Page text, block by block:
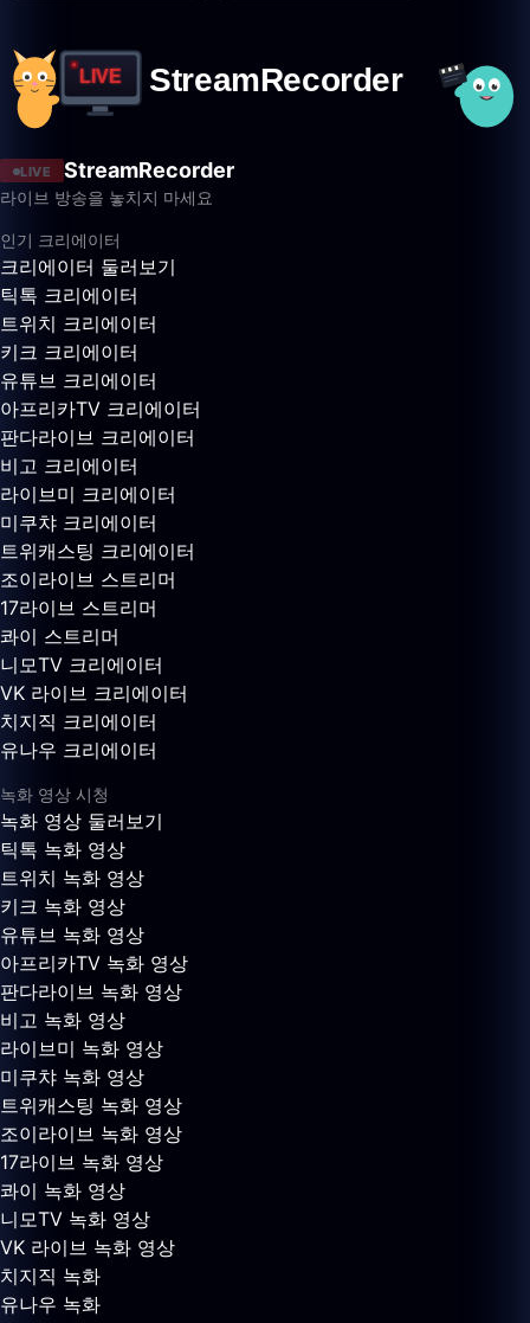
LIVE StreamRecorder
라이브 방송을 놓치지 마세요
인기 크리에이터
크리에이터 둘러보기
틱톡 크리에이터
트위치 크리에이터
키크 크리에이터
유튜브 크리에이터
아프리카TV 크리에이터
판다라이브 크리에이터
비고 크리에이터
라이브미 크리에이터
미쿠챠 크리에이터
트위캐스팅 크리에이터
조이라이브 스트리머
17라이브 스트리머
콰이 스트리머
니모TV 크리에이터
VK 라이브 크리에이터
치지직 크리에이터
유나우 크리에이터
녹화 영상 시청
녹화 영상 둘러보기
틱톡 녹화 영상
트위치 녹화 영상
키크 녹화 영상
유튜브 녹화 영상
아프리카TV 녹화 영상
판다라이브 녹화 영상
비고 녹화 영상
라이브미 녹화 영상
미쿠챠 녹화 영상
트위캐스팅 녹화 영상
조이라이브 녹화 영상
17라이브 녹화 영상
콰이 녹화 영상
니모TV 녹화 영상
VK 라이브 녹화 영상
치지직 녹화
유나우 녹화